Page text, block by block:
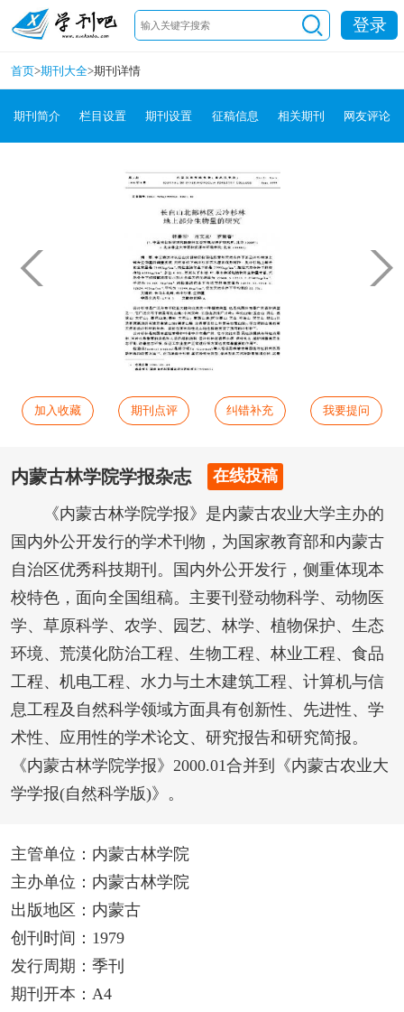
登录
首页>期刊大全>期刊详情
期刊简介 栏目设置 期刊设置 征稿信息 相关期刊 网友评论
加入收藏 期刊点评 纠错补充 我要提问
内蒙古林学院学报杂志 在线投稿
《内蒙古林学院学报》是内蒙古农业大学主办的
国内外公开发行的学术刊物，为国家教育部和内蒙古
自治区优秀科技期刊。国内外公开发行，侧重体现本
校特色，面向全国组稿。主要刊登动物科学、动物医
学、草原科学、农学、园艺、林学、植物保护、生态
环境、荒漠化防治工程、生物工程、林业工程、食品
工程、机电工程、水力与土木建筑工程、计算机与信
息工程及自然科学领域方面具有创新性、先进性、学
术性、应用性的学术论文、研究报告和研究简报。
《内蒙古林学院学报》2000.01合并到《内蒙古农业大
学学报(自然科学版)》。
主管单位：内蒙古林学院
主办单位：内蒙古林学院
出版地区：内蒙古
创刊时间：1979
发行周期：季刊
期刊开本：A4